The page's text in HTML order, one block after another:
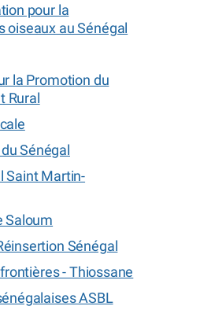
pour la
oiseaux au Sénégal
la Promotion du
Rural
Sénégal
Saint Martin-
Saloum
Sénégal
- Thiossane
ASBL